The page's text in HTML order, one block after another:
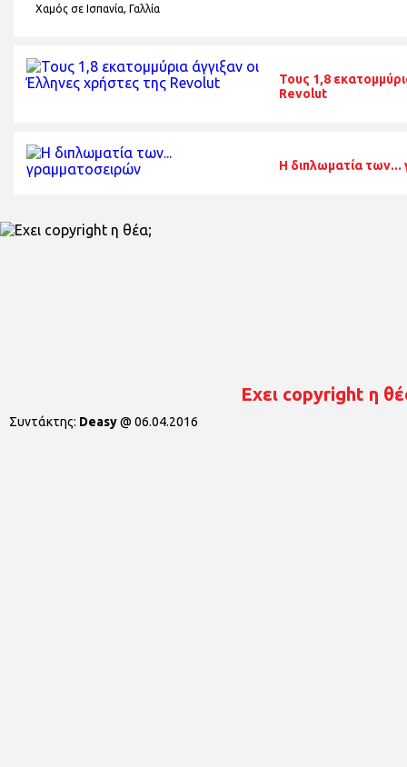
Χαμός σε Ισπανία, Γαλλία
Τους 1,8
Revolut
Η διπλωματία
Εχει copyright η
Συντάκτης: Deasy@ 06.04.2016